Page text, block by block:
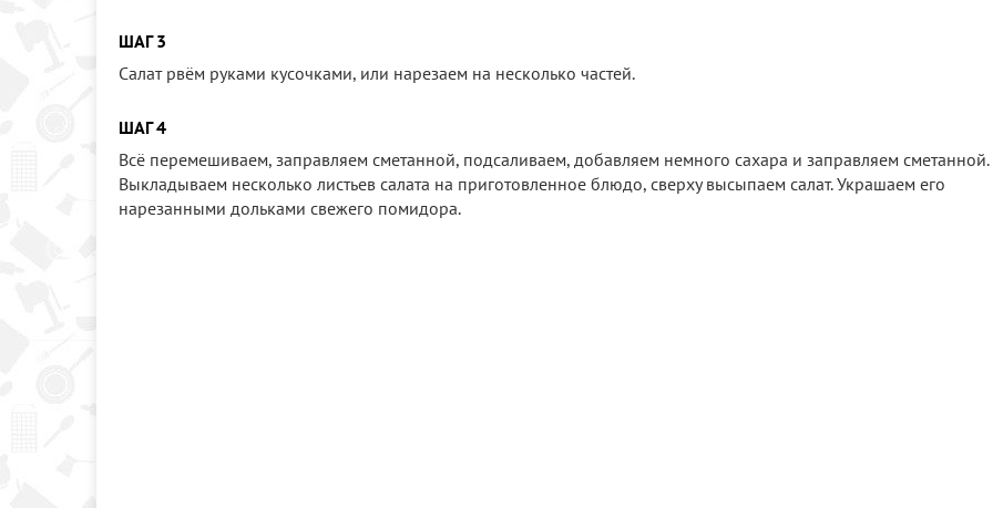
ШАГ 3
Салат рвём руками кусочками, или нарезаем на несколько частей.
ШАГ 4
Всё перемешиваем, заправляем сметанной, подсаливаем, добавляем немного сахара и заправляем сметанной.
Выкладываем несколько листьев салата на приготовленное блюдо, сверху высыпаем салат. Украшаем его
нарезанными дольками свежего помидора.